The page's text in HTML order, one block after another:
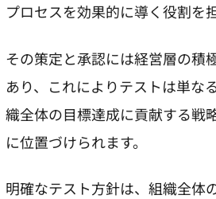
プロセスを効果的に導く役割を
その策定と承認には経営層の積
あり、これによりテストは単な
織全体の目標達成に貢献する戦
に位置づけられます。
明確なテスト方針は、組織全体